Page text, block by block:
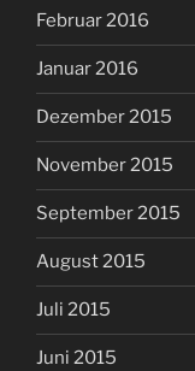
Februar 2016
Januar 2016
Dezember 2015
November 2015
September 2015
August 2015
Juli 2015
Juni 2015